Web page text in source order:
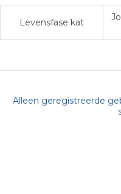
Levensfase kat
Alleen geregistreerde